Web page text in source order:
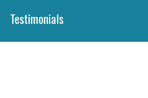
Testimonials